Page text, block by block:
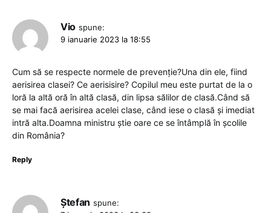
Vio spune:
9 ianuarie 2023 la 18:55
Cum să se respecte normele de prevenție?Una din ele, fiind
aerisirea clasei? Ce aerisisire? Copilul meu este purtat de la o
loră la altă oră în altă clasă, din lipsa sălilor de clasă.Când să
se mai facă aerisirea acelei clase, când iese o clasă și imediat
intră alta.Doamna ministru știe oare ce se întâmplă în școlile
din România?
Reply
Ștefan spune: